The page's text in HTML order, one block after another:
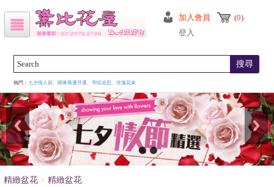
加入會員
登入
(0)
搜尋
熱門：七夕情人節、 開幕喬遷升遷 、弔唁追思、玫瑰花束
精緻盆花 > 精緻盆花